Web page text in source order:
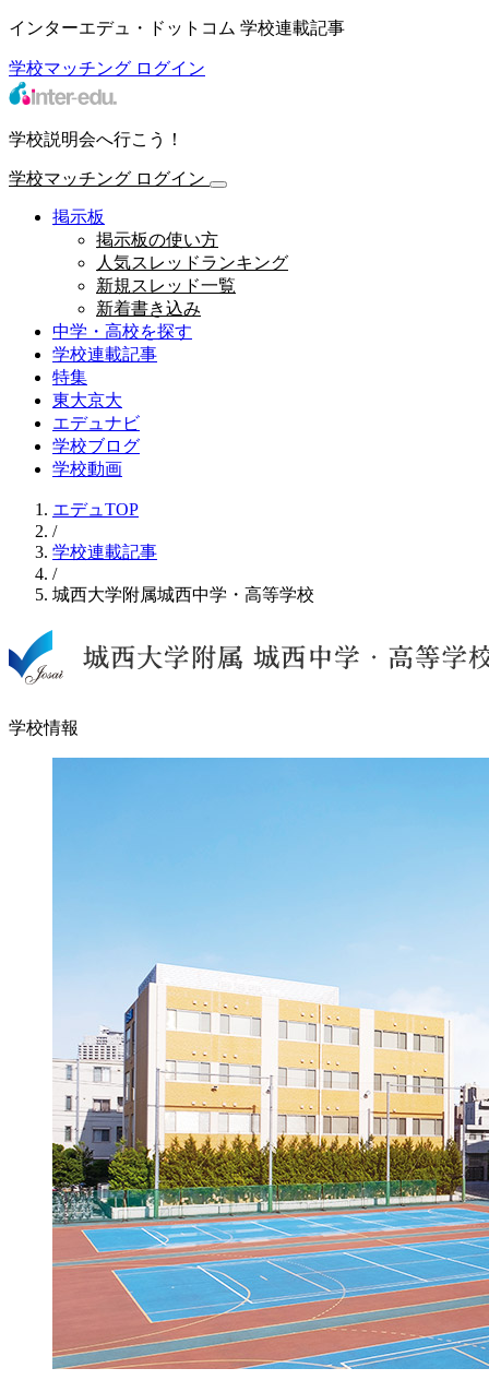
インターエデュ・ドットコム 学校連載記事
学校マッチング ログイン
学校説明会へ行こう！
学校マッチング ログイン
掲示板
掲示板の使い方
人気スレッドランキング
新規スレッド一覧
新着書き込み
中学・高校を探す
学校連載記事
特集
東大京大
エデュナビ
学校ブログ
学校動画
エデュTOP
/
学校連載記事
/
城西大学附属城西中学・高等学校
学校情報